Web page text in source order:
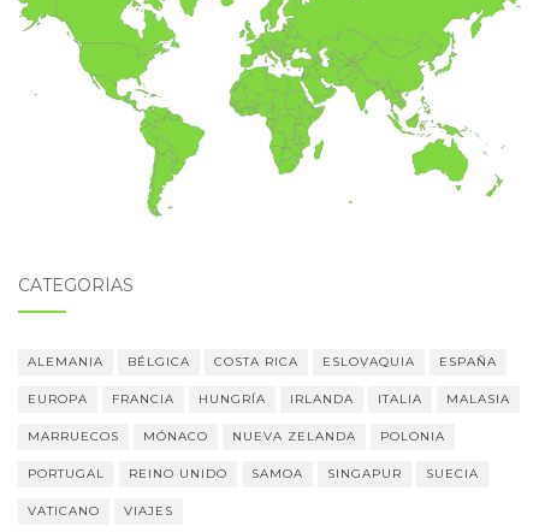
CATEGORÍAS
ALEMANIA BÉLGICA COSTA RICA ESLOVAQUIA ESPAÑA
EUROPA FRANCIA HUNGRÍA IRLANDA ITALIA MALASIA
MARRUECOS MÓNACO NUEVA ZELANDA POLONIA
PORTUGAL REINO UNIDO SAMOA SINGAPUR SUECIA
VATICANO VIAJES